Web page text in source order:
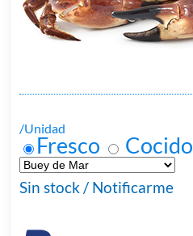
/Unidad
Fresco Cocido
Sin stock / Notificarme